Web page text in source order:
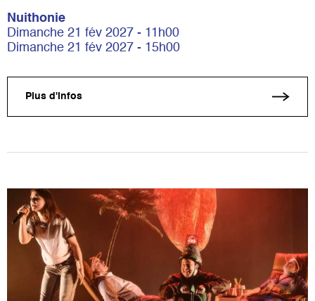
Nuithonie
Dimanche 21 fév 2027 - 11h00
Dimanche 21 fév 2027 - 15h00
Plus d'infos